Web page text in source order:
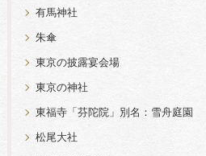
有馬神社
朱傘
東京の披露宴会場
東京の神社
東福寺「芬陀院」別名：雪舟庭園
松尾大社